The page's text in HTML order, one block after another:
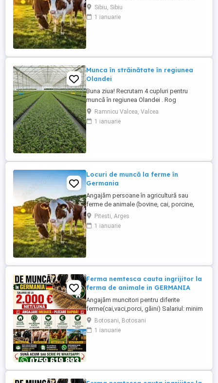
caprine, si păsari) în Germania. Salar
atractiv incepand cu1900 euro net lună
plus ore suplimentare plătite Cazare și
Sibiu, Sibiu
1 ianuarie
Munca în străinătate în regiunea
Olandei
Buna ziua! Recrutam 4 cupluri pentru
muncă în regiunea Olandei . Rog
seriozitate și pentru mai multe detalii va
rog contactați in Whatsap la Nr( ) .Va
mulțumesc!
Ramnicu Valcea, Valcea
1 ianuarie
Locuri de muncă la ferme în
Germania
Angajăm persoane în agricultură sau
ferme de animale (bovine, cai, porcine,
caprine, si păsari) în Germania. Salar
atractiv de la 1900 euro net lună plus ore
suplimentare plătite Cazare și asigurare
Pitesti, Arges
1 ianuarie
Ferma nemtesca cauta ingrijitor la
ferma de animale in GERMANIA
Angajăm muncitori pentru diferite
ferme(cai,vaci,porci, găini) Salariul: minim
1800 net( poate crește în funcție de
experiența) Cazare și utilități gratuite!
Căutam persoane serioase și motivate
Botosani, Botosani
1 ianuarie